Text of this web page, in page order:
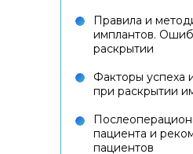
Правила и
имплантов.
раскрытии
Факторы успеха
при раскрытии
пациента и
пациентов